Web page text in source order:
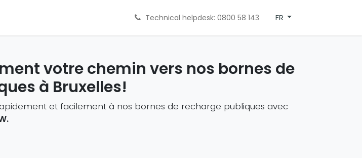
Technical helpdesk: 0800 58 143 FR
votre chemin vers nos bornes de
à Bruxelles!
et facilement à nos bornes de recharge publiques avec